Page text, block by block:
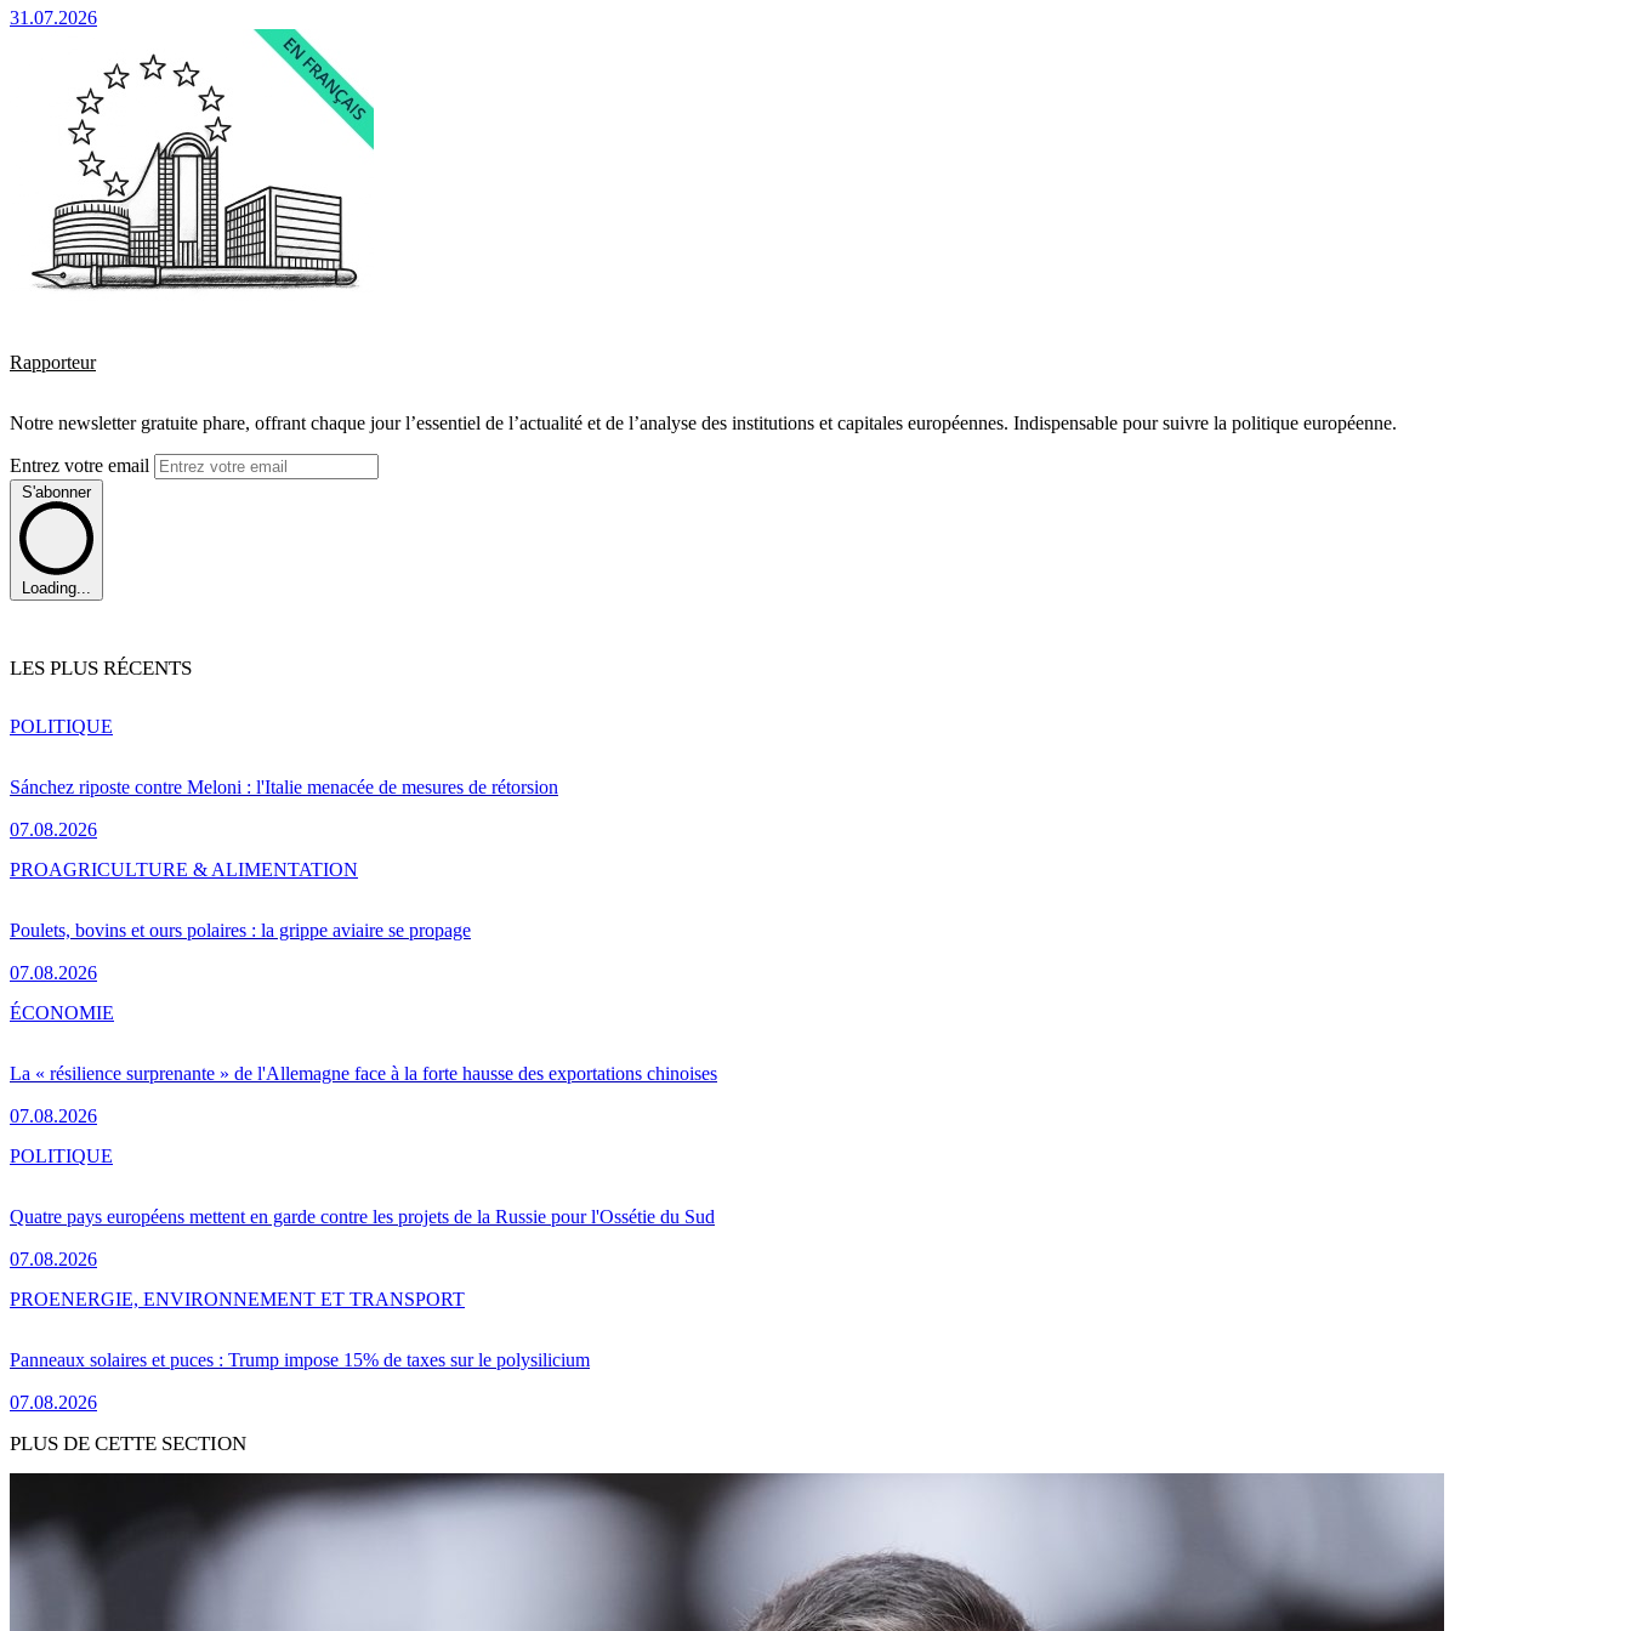
31.07.2026
Rapporteur
Notre newsletter gratuite phare, offrant chaque jour l’essentiel de l’actualité et de l’analyse des institutions et capitales européennes. Indispensable pour suivre la politique européenne.
Entrez votre email
S'abonner
Loading...
LES PLUS RÉCENTS
Sánchez riposte contre Meloni : l'Italie menacée de mesures de rétorsion
07.08.2026
POLITIQUE
Poulets, bovins et ours polaires : la grippe aviaire se propage
07.08.2026
PROAGRICULTURE & ALIMENTATION
La « résilience surprenante » de l'Allemagne face à la forte hausse des exportations chinoises
07.08.2026
ÉCONOMIE
Quatre pays européens mettent en garde contre les projets de la Russie pour l'Ossétie du Sud
07.08.2026
POLITIQUE
Panneaux solaires et puces : Trump impose 15% de taxes sur le polysilicium
07.08.2026
PROENERGIE, ENVIRONNEMENT ET TRANSPORT
PLUS DE CETTE SECTION